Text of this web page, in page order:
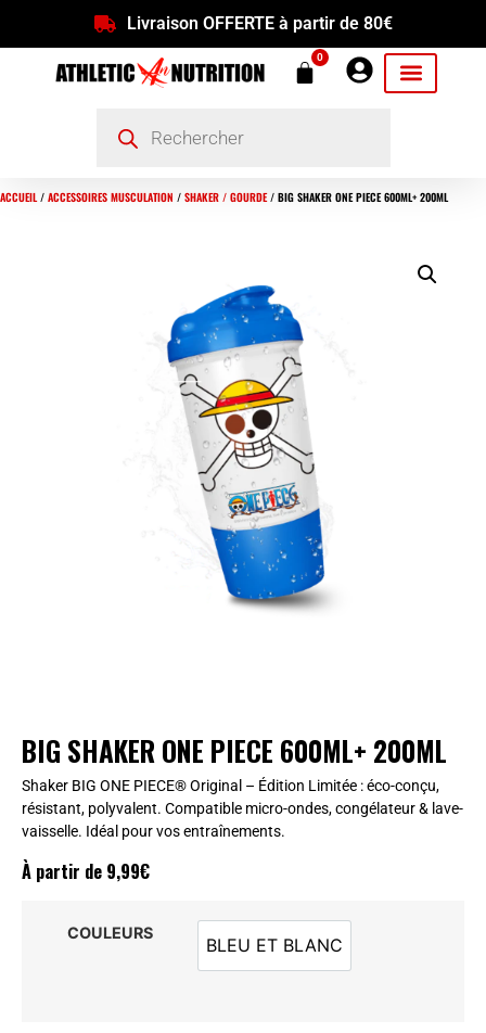
Livraison OFFERTE à partir de 80€
0
ACCUEIL/ ACCESSOIRES MUSCULATION / SHAKER / GOURDE/ BIG SHAKER ONE PIECE 600ML+ 200ML
BIG SHAKER ONE PIECE 600ML+ 200ML
Shaker BIG ONE PIECE® Original – Édition Limitée : éco-conçu,
résistant, polyvalent. Compatible micro-ondes, congélateur & lave-
vaisselle. Idéal pour vos entraînements.
À partir de 9,99€
COULEURS
BLEU ET BLANC
BLEU ET BLANC